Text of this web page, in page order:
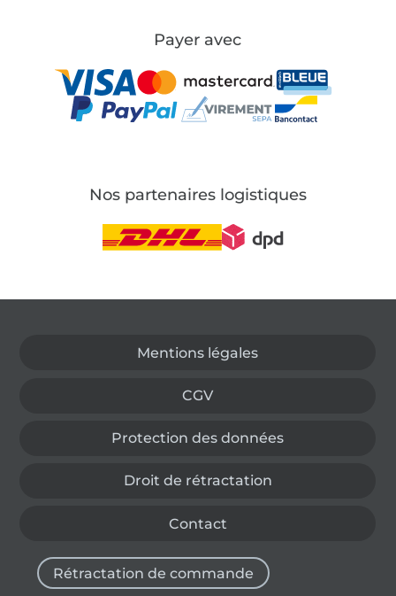
Payer avec
Nos partenaires logistiques
Mentions légales
CGV
Protection des données
Droit de rétractation
Contact
Rétractation de commande